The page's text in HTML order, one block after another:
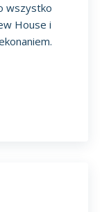
wszystko
House i